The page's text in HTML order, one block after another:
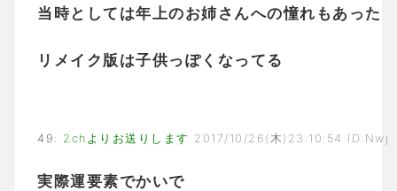
当時としては年上のお姉さんへの憧れもあった
リメイク版は子供っぽくなってる
49 : 2chよりお送りします 2017/10/26(木)23:10:54 ID:Nwj
実際運要素でかいで